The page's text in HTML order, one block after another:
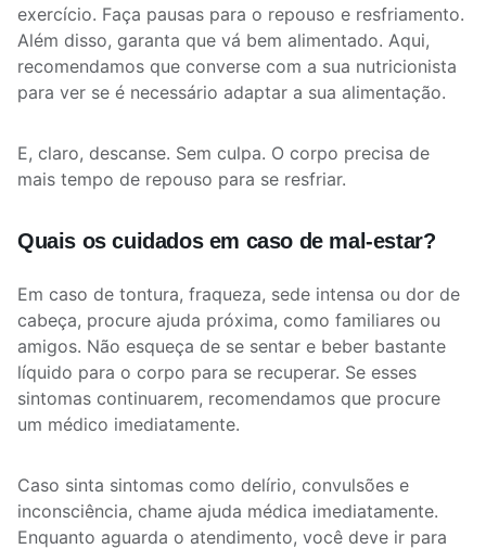
exercício. Faça pausas para o repouso e resfriamento.
Além disso, garanta que vá bem alimentado. Aqui,
recomendamos que converse com a sua nutricionista
para ver se é necessário adaptar a sua alimentação.
E, claro, descanse. Sem culpa. O corpo precisa de
mais tempo de repouso para se resfriar.
Quais os cuidados em caso de mal-estar?
Em caso de tontura, fraqueza, sede intensa ou dor de
cabeça, procure ajuda próxima, como familiares ou
amigos. Não esqueça de se sentar e beber bastante
líquido para o corpo para se recuperar. Se esses
sintomas continuarem, recomendamos que procure
um médico imediatamente.
Caso sinta sintomas como delírio, convulsões e
inconsciência, chame ajuda médica imediatamente.
Enquanto aguarda o atendimento, você deve ir para